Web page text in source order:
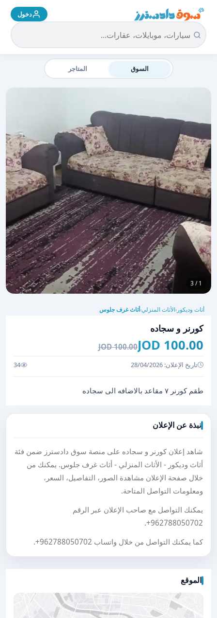
سوق دادسترز الرئيسية دخول
السوق المتاجر
1 / 3
أثاث وديكور ›الأثاث المنزلي›أثاث غرف جلوس
كورنر و سجاده
100.00 JOD
100.00 JOD
تاريخ الإعلان: 28/04/2026 34
طقم كورنر ٧ مقاعد بالاضافه الى سجاده
نبذة عن الإعلان
شاهد إعلان كورنر و سجاده على منصة سوق دادسترز ضمن فئة
أثاث وديكور - الأثاث المنزلي - أثاث غرف جلوس. يمكنك من
خلال صفحة الإعلان مشاهدة الصور، التفاصيل، السعر،
ومعلومات التواصل المتاحة.
يمكنك التواصل مع صاحب الإعلان عبر الرقم
+962788050702
.
كما يمكنك التواصل من خلال واتساب +962788050702
.
الموقع